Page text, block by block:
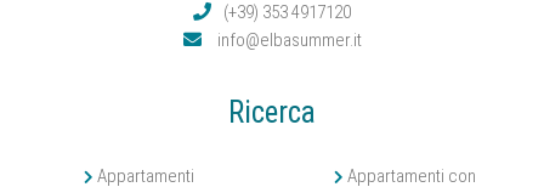
(+39) 353 4917120
info@elbasummer.it
Ricerca
Appartamenti
Appartamenti con